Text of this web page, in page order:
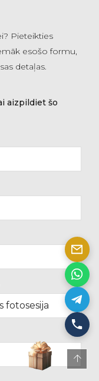
Pieteikties
esošo formu,
detaļas.
aizpildiet šo